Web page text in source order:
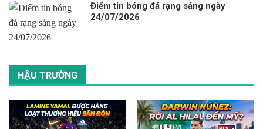
Điểm tin bóng đá rạng sáng ngày
24/07/2026
HẬU TRƯỜNG